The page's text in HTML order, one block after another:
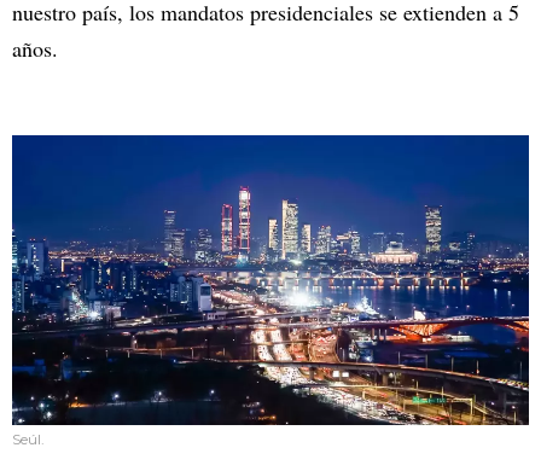
nuestro país, los mandatos presidenciales se extienden a 5
años.
Seúl.